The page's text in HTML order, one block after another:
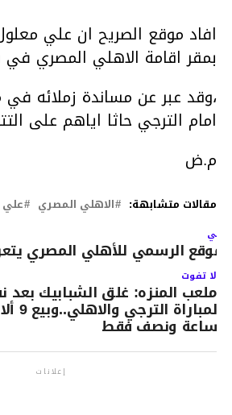
افاد موقع الصريح ان علي
بمقر اقامة الاهلي المصري
،وقد عبر عن مساندة زملائه
امام الترجي حاثا اياهم على
م.ض
مقالات متشابهة: الاهلي المصري
الرسمي للأهلي المصري
لا تفوت
ملعب المنزه: غلق الشبابيك بعد
ساعة ونصف فقط
إعلانات